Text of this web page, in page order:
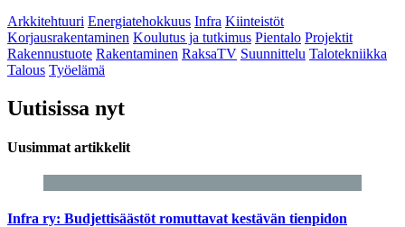
Arkkitehtuuri Energiatehokkuus Infra Kiinteistöt
Korjausrakentaminen Koulutus ja tutkimus Pientalo Projektit
Rakennustuote Rakentaminen RaksaTV Suunnittelu Talotekniikka
Talous Työelämä
Uutisissa nyt
Uusimmat artikkelit
Infra ry: Budjettisäästöt romuttavat kestävän tienpidon